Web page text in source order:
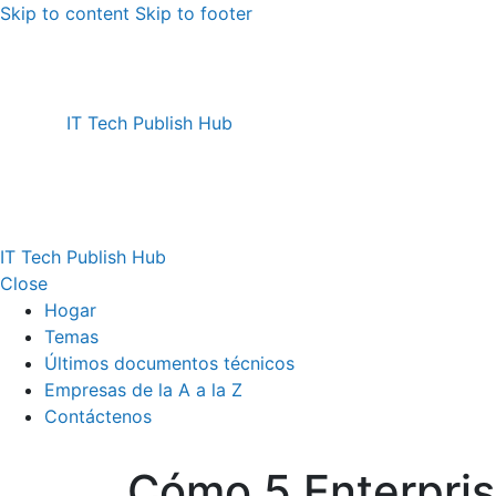
Skip to content Skip to footer
IT Tech Publish Hub
IT Tech Publish Hub
Close
Hogar
Temas
Últimos documentos técnicos
Empresas de la A a la Z
Contáctenos